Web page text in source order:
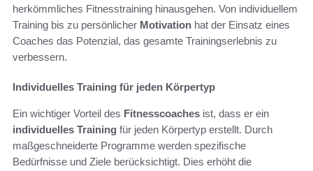
herkömmliches Fitnesstraining hinausgehen. Von individuellem
Training bis zu persönlicher Motivation hat der Einsatz eines
Coaches das Potenzial, das gesamte Trainingserlebnis zu
verbessern.
Individuelles Training für jeden Körpertyp
Ein wichtiger Vorteil des Fitnesscoaches ist, dass er ein
individuelles Training für jeden Körpertyp erstellt. Durch
maßgeschneiderte Programme werden spezifische
Bedürfnisse und Ziele berücksichtigt. Dies erhöht die